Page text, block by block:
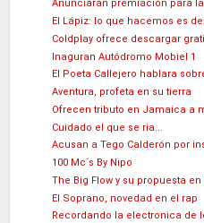
Anunciarán premiación para
El Lápiz: lo que hacemos es
Coldplay ofrece descargar
Inaguran Autódromo Mobiel 1
El Poeta Callejero hablara
Aventura, profeta en su tierra
Ofrecen tributo en Jamaica a
Cuidado el que se ria...
Acusan a Tego Calderón por
100 Mc´s By Nipo
The Big Flow y su propuesta
El Soprano, novedad en el rap
Recordando la electronica de